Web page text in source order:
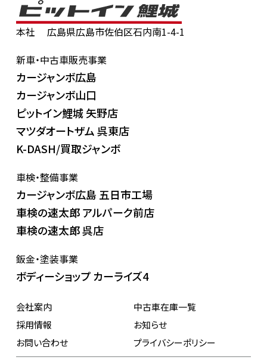
本社
広島県広島市佐伯区石内南1-4-1
新車・中古車販売事業
カージャンボ広島
カージャンボ山口
ピットイン鯉城 矢野店
マツダオートザム 呉東店
K-DASH/買取ジャンボ
車検・整備事業
カージャンボ広島 五日市工場
車検の速太郎 アルパーク前店
車検の速太郎 呉店
鈑金・塗装事業
ボディーショップ カーライズ4
会社案内
中古車在庫一覧
採用情報
お知らせ
お問い合わせ
プライバシーポリシー